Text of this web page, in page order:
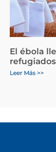
El ébola
Leer Más >>